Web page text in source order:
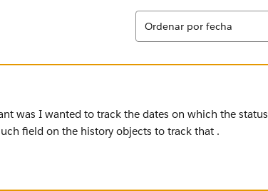
Ordenar
Ordenar por fecha
was I wanted to track the dates on which the status
field on the history objects to track that .